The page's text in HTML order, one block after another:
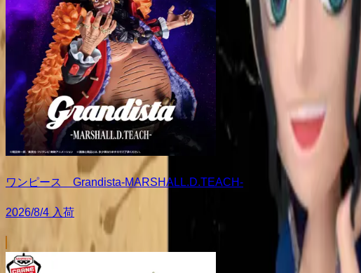
ワンピース Grandista-MARSHALL.D.TEACH-
2026/8/4 入荷